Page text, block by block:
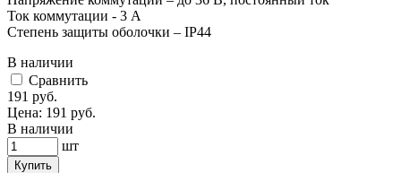
Ток коммутации - 3 А
Степень защиты оболочки – IP44
В наличии
Cравнить
191 руб.
Цена: 191 руб.
В наличии
шт
Купить